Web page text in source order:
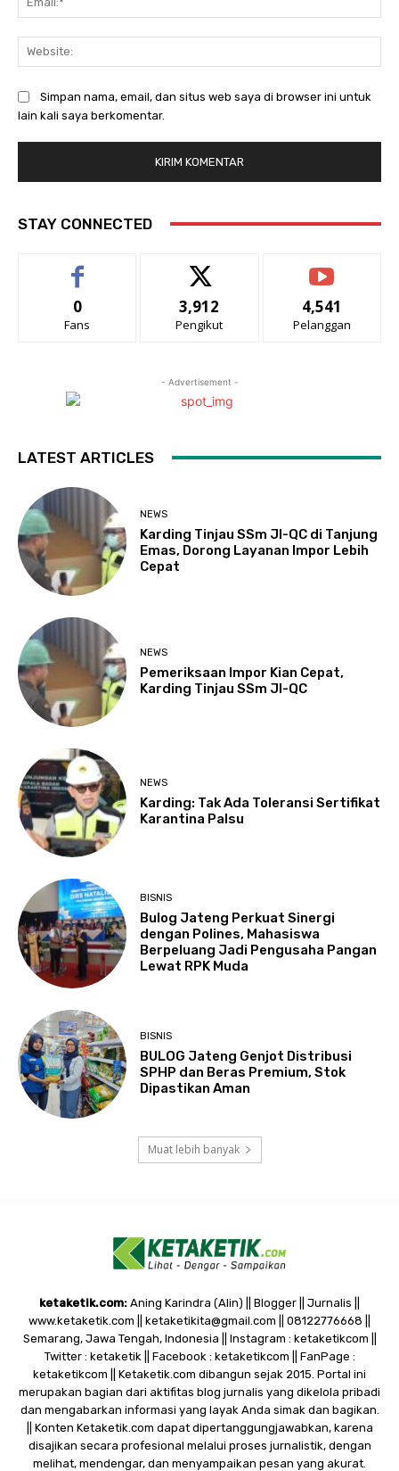
Simpan nama, email, dan situs web saya di browser ini untuk
lain kali saya berkomentar.
STAY CONNECTED
0
Fans
3,912
Pengikut
4,541
Pelanggan
- Advertisement -
LATEST ARTICLES
NEWS
Karding Tinjau SSm JI-QC di Tanjung
Emas, Dorong Layanan Impor Lebih
Cepat
NEWS
Pemeriksaan Impor Kian Cepat,
Karding Tinjau SSm JI-QC
NEWS
Karding: Tak Ada Toleransi Sertifikat
Karantina Palsu
BISNIS
Bulog Jateng Perkuat Sinergi
dengan Polines, Mahasiswa
Berpeluang Jadi Pengusaha Pangan
Lewat RPK Muda
BISNIS
BULOG Jateng Genjot Distribusi
SPHP dan Beras Premium, Stok
Dipastikan Aman
Muat lebih banyak
ketaketik.com: Aning Karindra (Alin) || Blogger || Jurnalis ||
www.ketaketik.com || ketaketikita@gmail.com || 08122776668 ||
Semarang, Jawa Tengah, Indonesia || Instagram : ketaketikcom ||
Twitter : ketaketik || Facebook : ketaketikcom || FanPage :
ketaketikcom || Ketaketik.com dibangun sejak 2015. Portal ini
merupakan bagian dari aktifitas blog jurnalis yang dikelola pribadi
dan mengabarkan informasi yang layak Anda simak dan bagikan.
|| Konten Ketaketik.com dapat dipertanggungjawabkan, karena
disajikan secara profesional melalui proses jurnalistik, dengan
melihat, mendengar, dan menyampaikan pesan yang akurat.